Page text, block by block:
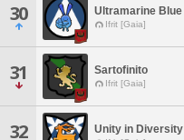
30 Ultramarine Blue
Ifrit [Gaia]
31 Sartofinito
Ifrit [Gaia]
32 Unity in Diversity